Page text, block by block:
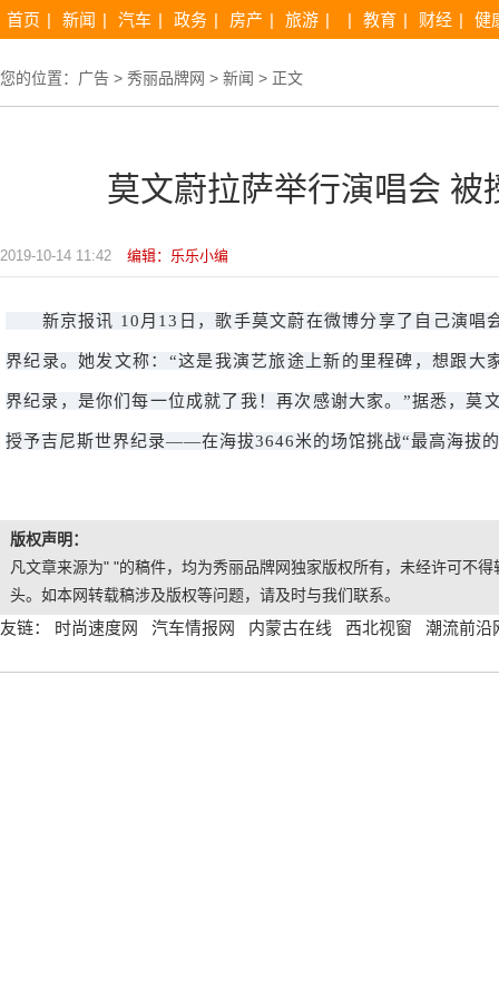
首页 | 新闻 | 汽车 | 政务 | 房产 | 旅游 | | 教育 | 财经 | 健
您的位置： 广告 > 秀丽品牌网 > 新闻 > 正文
莫文蔚拉萨举行演唱会 被
2019-10-14 11:42 编辑：乐乐小编
新京报讯 10月13日，歌手莫文蔚在微博分享了自己演唱
界纪录。她发文称：“这是我演艺旅途上新的里程碑，想跟
界纪录，是你们每一位成就了我！再次感谢大家。”据悉，莫
授予吉尼斯世界纪录——在海拔3646米的场馆挑战“最高海拔
版权声明：
凡文章来源为" "的稿件，均为秀丽品牌网独家版权所有，未经许可不
头。如本网转载稿涉及版权等问题，请及时与我们联系。
友链： 时尚速度网 汽车情报网 内蒙古在线 西北视窗 潮流前沿